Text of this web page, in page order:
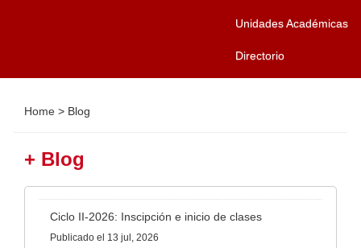
Unidades Académicas
Directorio
Home > Blog
+ Blog
Ciclo II-2026: Inscipción e inicio de clases
Publicado el 13 jul, 2026